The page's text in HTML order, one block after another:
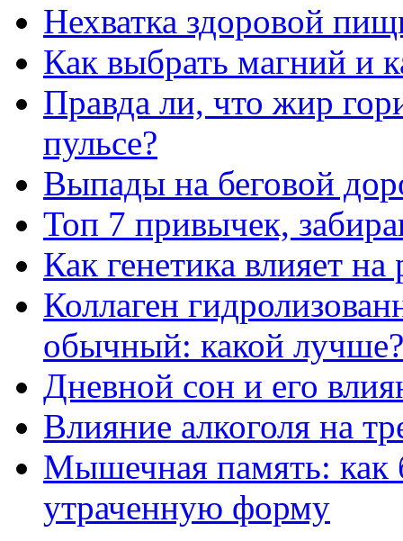
Нехватка здоровой
Как выбрать магний и
Правда ли, что жир
пульсе?
Выпады на беговой
Топ 7 привычек,
Как генетика влияет
Коллаген
обычный: какой лучше?
Дневной сон и его
Влияние алкоголя на
Мышечная память: как
утраченную форму